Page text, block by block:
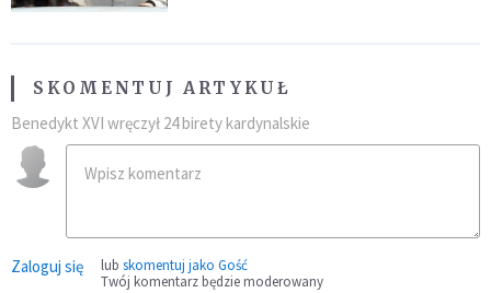
SKOMENTUJ ARTYKUŁ
Benedykt XVI wręczył 24 birety kardynalskie
Zaloguj się lub skomentuj jako Gość
Twój komentarz będzie moderowany